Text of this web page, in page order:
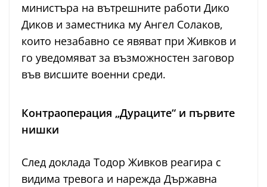
министъра на вътрешните работи Дико
Диков и заместника му Ангел Солаков,
които незабавно се явяват при Живков и
го уведомяват за възможностен заговор
във висшите военни среди.
Контраоперация „Дураците“ и първите
нишки
След доклада Тодор Живков реагира с
видима тревога и нарежда Държавна